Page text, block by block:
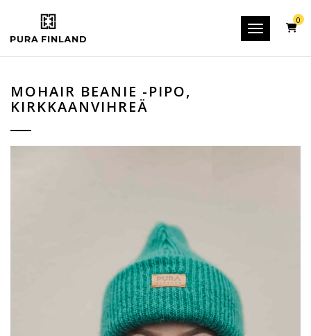
Toggle
0
MOHAIR BEANIE -PIPO,
KIRKKAANVIHREÄ